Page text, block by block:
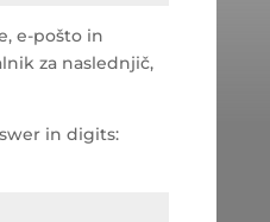
e-pošto in
za naslednjič,
in digits: